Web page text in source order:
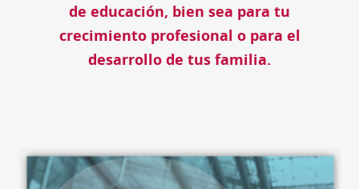
de educación, bien sea para tu
crecimiento profesional o para el
desarrollo de tus familia.